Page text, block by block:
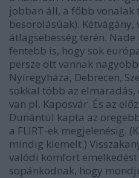
jobban áll, a főbb vonalak
besorolásúak).
átlagsebesség terén.
fentebb is, hogy sok
persze ott vannak
Nyíregyháza, Debrecen,
sokkal több az elmaradás,
van pl. Kaposvár. És az
Dunántúl kapta az
a FLIRT-ek megjelenésig.
mindig kiemelt.)
valódi komfort emelkedést
sopánkodnak, hogy